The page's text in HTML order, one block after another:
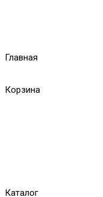
Главная
Корзина
Каталог